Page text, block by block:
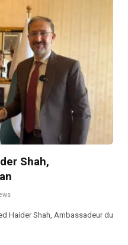
Shah,
Haider Shah, Ambassadeur du